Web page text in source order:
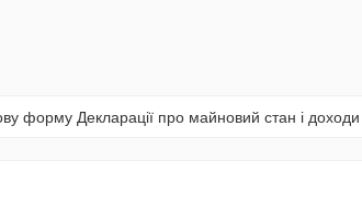
форму Декларації про майновий стан і доходи